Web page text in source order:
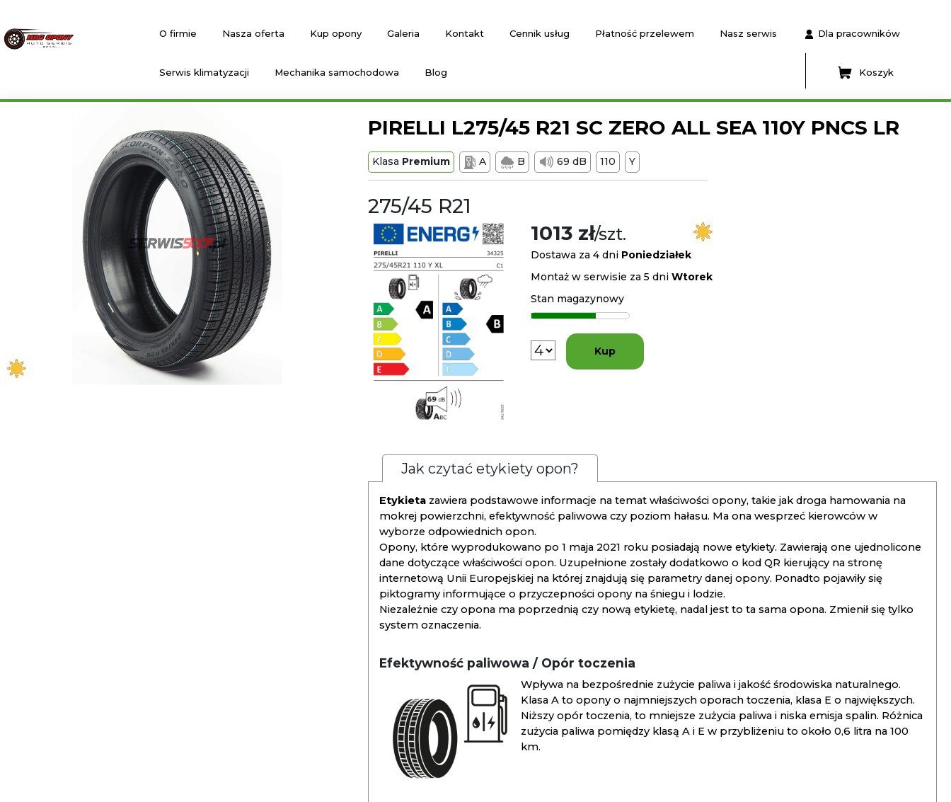
O firmie Nasza oferta Kup opony Galeria Kontakt Cennik usług Płatność przelewem Nasz serwis
Serwis klimatyzacji Mechanika samochodowa Blog
Dla pracowników
Koszyk
PIRELLI L275/45 R21 SC ZERO ALL SEA 110Y PNCS LR
Klasa Premium A B 69 dB 110 Y
275/45 R21
1013 zł/szt.
Dostawa za 4 dni Poniedziałek
Montaż w serwisie za 5 dni Wtorek
Stan magazynowy
Kup
Jak czytać etykiety opon?
Etykieta zawiera podstawowe informacje na temat właściwości opony, takie jak droga hamowania na
mokrej powierzchni, efektywność paliwowa czy poziom hałasu. Ma ona wesprzeć kierowców w
wyborze odpowiednich opon.
Opony, które wyprodukowano po 1 maja 2021 roku posiadają nowe etykiety. Zawierają one ujednolicone
dane dotyczące właściwości opon. Uzupełnione zostały dodatkowo o kod QR kierujący na stronę
internetową Unii Europejskiej na której znajdują się parametry danej opony. Ponadto pojawiły się
piktogramy informujące o przyczepności opony na śniegu i lodzie.
Niezależnie czy opona ma poprzednią czy nową etykietę, nadal jest to ta sama opona. Zmienił się tylko
system oznaczenia.
Efektywność paliwowa / Opór toczenia
Wpływa na bezpośrednie zużycie paliwa i jakość środowiska naturalnego.
Klasa A to opony o najmniejszych oporach toczenia, klasa E o największych.
Niższy opór toczenia, to mniejsze zużycia paliwa i niska emisja spalin. Różnica
zużycia paliwa pomiędzy klasą A i E w przybliżeniu to około 0,6 litra na 100
km.